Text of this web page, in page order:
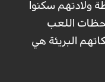
ولادتهم سكنوا
اللعب
البريئة هي